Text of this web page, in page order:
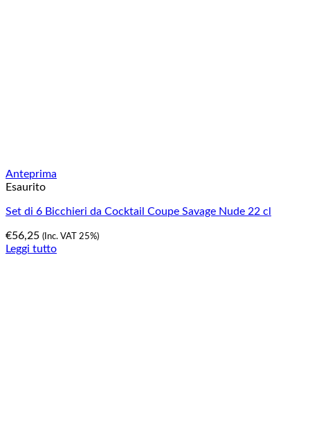
Anteprima
Esaurito
Set di 6 Bicchieri da Cocktail Coupe Savage Nude 22 cl
€56,25 (Inc. VAT 25%)
Leggi tutto